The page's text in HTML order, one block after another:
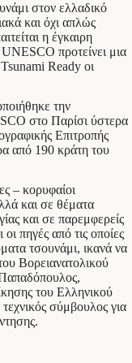
στον ελλαδικό
και όχι απλώς
η έγκαιρη
προτείνει μια
Ready οι
την
στο Παρίσι ύστερα
Επιτροπής
από 190 κράτη του
– κορυφαίοι
και σε θέματα
και σε παρεμφερείς
πηγές από τις οποίες
τσουνάμι, ικανά να
Βορειανατολικού
του Ελληνικού
σύμβουλος για